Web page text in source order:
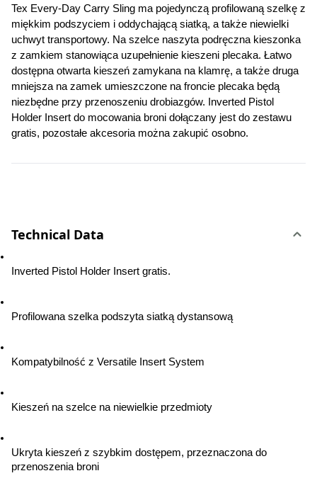
Tex Every-Day Carry Sling ma pojedynczą profilowaną szelkę z
miękkim podszyciem i oddychającą siatką, a także niewielki
uchwyt transportowy. Na szelce naszyta podręczna kieszonka
z zamkiem stanowiąca uzupełnienie kieszeni plecaka. Łatwo
dostępna otwarta kieszeń zamykana na klamrę, a także druga
mniejsza na zamek umieszczone na froncie plecaka będą
niezbędne przy przenoszeniu drobiazgów. Inverted Pistol
Holder Insert do mocowania broni dołączany jest do zestawu
gratis, pozostałe akcesoria można zakupić osobno.
Technical Data
Inverted Pistol Holder Insert gratis.
Profilowana szelka podszyta siatką dystansową
Kompatybilność z Versatile Insert System
Kieszeń na szelce na niewielkie przedmioty
Ukryta kieszeń z szybkim dostępem, przeznaczona do
przenoszenia broni